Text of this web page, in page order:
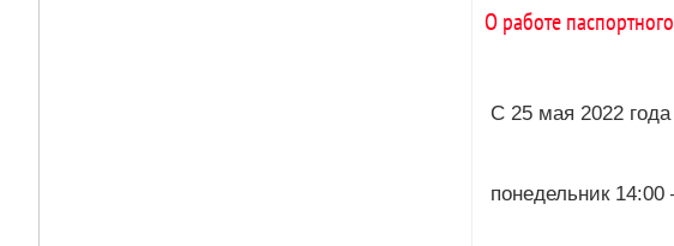
О работе
С 25 мая 2022
понедельник